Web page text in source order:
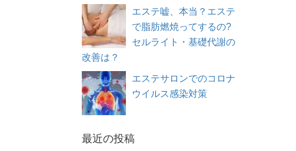
エステ嘘、本当？エステ
で脂肪燃焼ってするの?
セルライト・基礎代謝の
改善は？
エステサロンでのコロナ
ウイルス感染対策
最近の投稿